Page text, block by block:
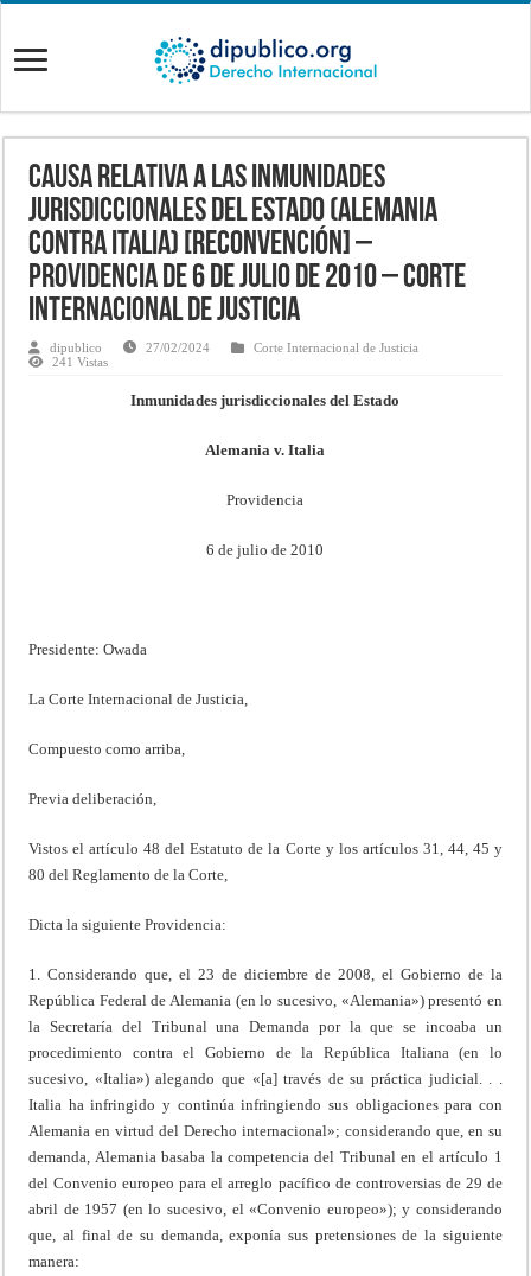
CAUSA RELATIVA A LAS INMUNIDADES
JURISDICCIONALES DEL ESTADO (ALEMANIA
CONTRA ITALIA) [RECONVENCIÓN] –
Providencia de 6 de julio de 2010 – Corte
Internacional de Justicia
dipublico 27/02/2024
Corte Internacional de Justicia
241 Vistas
Inmunidades jurisdiccionales del Estado
Alemania v. Italia
Providencia
6 de julio de 2010
Presidente: Owada
La Corte Internacional de Justicia,
Compuesto como arriba,
Previa deliberación,
Vistos el artículo 48 del Estatuto de la Corte y los artículos 31, 44, 45 y
80 del Reglamento de la Corte,
Dicta la siguiente Providencia:
1. Considerando que, el 23 de diciembre de 2008, el Gobierno de la
República Federal de Alemania (en lo sucesivo, «Alemania») presentó en
la Secretaría del Tribunal una Demanda por la que se incoaba un
procedimiento contra el Gobierno de la República Italiana (en lo
sucesivo, «Italia») alegando que «[a] través de su práctica judicial. . .
Italia ha infringido y continúa infringiendo sus obligaciones para con
Alemania en virtud del Derecho internacional»; considerando que, en su
demanda, Alemania basaba la competencia del Tribunal en el artículo 1
del Convenio europeo para el arreglo pacífico de controversias de 29 de
abril de 1957 (en lo sucesivo, el «Convenio europeo»); y considerando
que, al final de su demanda, exponía sus pretensiones de la siguiente
manera: